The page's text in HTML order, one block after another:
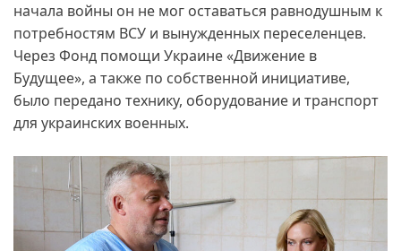
начала войны он не мог оставаться равнодушным к
потребностям ВСУ и вынужденных переселенцев.
Через Фонд помощи Украине «Движение в
Будущее», а также по собственной инициативе,
было передано технику, оборудование и транспорт
для украинских военных.